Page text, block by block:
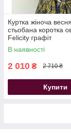
Куртка жіноча
стьобана коротка
Felicity графіт
В наявності
2 010 ₴ 2 710 ₴
Купити